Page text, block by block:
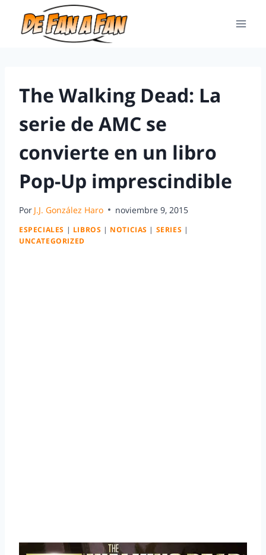
The Walking Dead: La
serie de AMC se
convierte en un libro
Pop-Up imprescindible
Por J.J. González Haro noviembre 9, 2015
ESPECIALES | LIBROS | NOTICIAS | SERIES |
UNCATEGORIZED